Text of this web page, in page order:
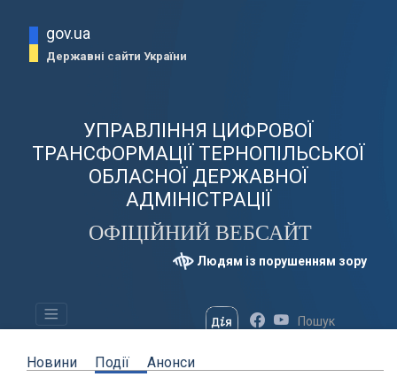
gov.ua
Державні сайти України
УПРАВЛІННЯ ЦИФРОВОЇ
ТРАНСФОРМАЦІЇ ТЕРНОПІЛЬСЬКОЇ
ОБЛАСНОЇ ДЕРЖАВНОЇ
АДМІНІСТРАЦІЇ
ОФІЦІЙНИЙ ВЕБСАЙТ
Людям із порушенням зору
Новини Події Анонси